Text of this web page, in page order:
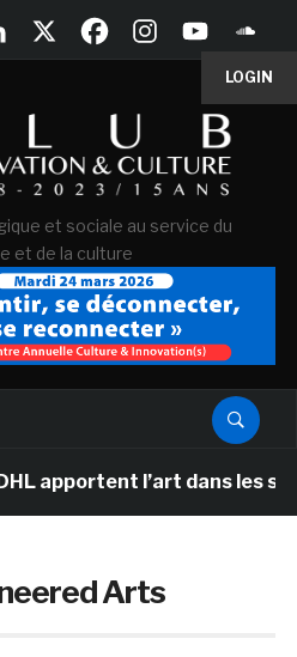
LOGIN
et sociale au service du
et de la culture
l’art dans les
Arts